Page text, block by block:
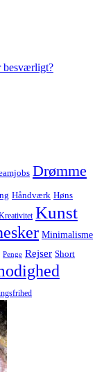
besværligt?
Drømme
Håndværk Høns
Kunst
Minimalisme
Penge Rejser Short